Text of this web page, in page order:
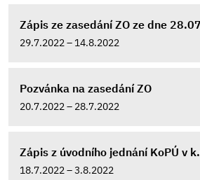
Zápis ze zasedání ZO ze dne
29.7.2022 – 14.8.2022
Pozvánka na zasedání ZO
20.7.2022 – 28.7.2022
Zápis z úvodního jednání KoPÚ v
18.7.2022 – 3.8.2022